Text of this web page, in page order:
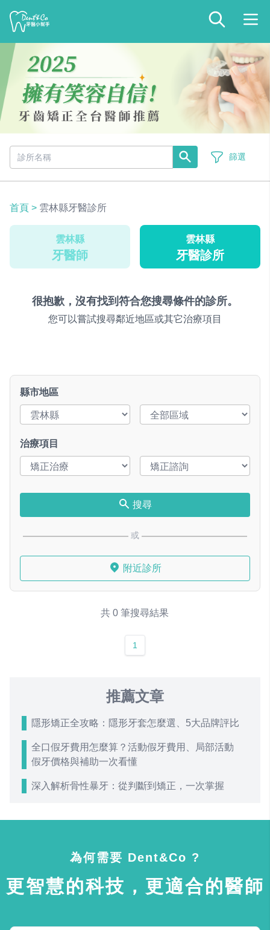
篩選
首頁 > 雲林縣牙醫診所
雲林縣
牙醫師
雲林縣
牙醫診所
很抱歉，沒有找到符合您搜尋條件的診所。
您可以嘗試搜尋鄰近地區或其它治療項目
縣市地區
治療項目
搜尋
或
附近診所
共 0 筆搜尋結果
1
推薦文章
隱形矯正全攻略：隱形牙套怎麼選、5大品牌評比
全口假牙費用怎麼算？活動假牙費用、局部活動
假牙價格與補助一次看懂
深入解析骨性暴牙：從判斷到矯正，一次掌握
為何需要 Dent&Co ?
更智慧的科技，更適合的醫師